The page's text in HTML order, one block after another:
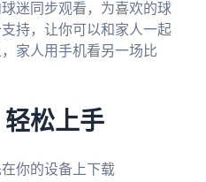
迷同步观看，为喜欢的球
持，让你可以和家人一起
家人用手机看另一场比
松上手
你的设备上下载